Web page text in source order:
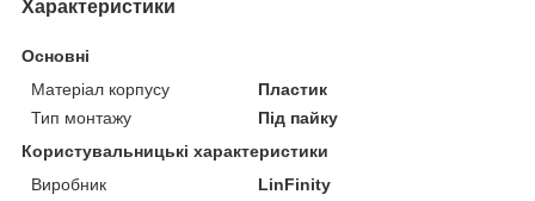
Характеристики
Основні
Матеріал корпусу
Пластик
Тип монтажу
Під пайку
Користувальницькі характеристики
Виробник
LinFinity